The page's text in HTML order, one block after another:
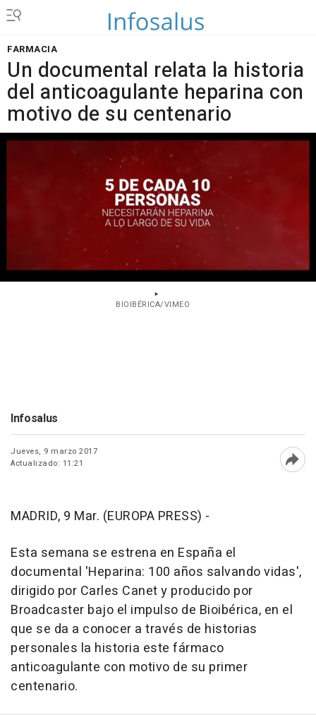
FARMACIA
Un documental relata la historia
del anticoagulante heparina con
motivo de su centenario
BIOIBÉRICA/VIMEO
Infosalus
Jueves, 9 marzo 2017
Actualizado: 11:21
MADRID, 9 Mar. (EUROPA PRESS) -
Esta semana se estrena en España el
documental 'Heparina: 100 años salvando vidas',
dirigido por Carles Canet y producido por
Broadcaster bajo el impulso de Bioibérica, en el
que se da a conocer a través de historias
personales la historia este fármaco
anticoagulante con motivo de su primer
centenario.